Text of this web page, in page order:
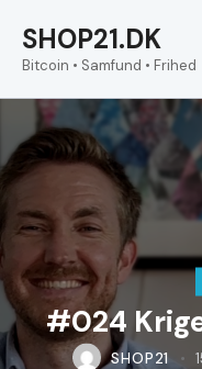
SHOP21.DK
Bitcoin • Samfund • Frihed
#024
SHOP21